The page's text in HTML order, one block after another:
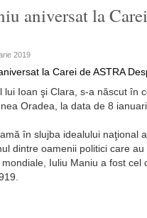
aniversat la
2019
lui Ioan şi Clara, s-a născut în
Oradea, la data de 8
în slujba idealului naţional
dintre oamenii politici care
Iuliu Maniu a fost